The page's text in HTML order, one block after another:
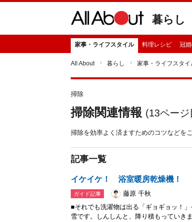
暮らし
家事・ライフスタイル 料理レシピ 冠
All About 暮らし 家事・ライフスタイ
掃除
掃除関連情報 (13ページ
掃除を効率よく済ますためのコツなどを
記事一覧
イケイケ！ 浴室暖房乾燥機！
ガイド記事
藤原 千秋
■それでも洗濯物は出る「ギョギョッ！
雪です。しんしんと、降り積もっていき